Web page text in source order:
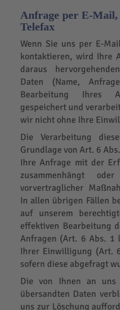
Anfrage per E-Mail,
Telefax
Wenn Sie uns per E-
kontaktieren, wird Ihre
daraus
Daten (Name,
Bearbeitung Ihres
gespeichert und
wir nicht ohne Ihre
Die Verarbeitung
Grundlage von Art. 6
Ihre Anfrage mit der
zusammenhängt
vorvertraglicher
In allen übrigen Fällen
auf unserem
effektiven Bearbeitung
Anfragen (Art. 6 Abs. 1
Ihrer Einwilligung (Art.
sofern diese abgefragt
Die von Ihnen an uns
übersandten Daten
uns zur Löschung